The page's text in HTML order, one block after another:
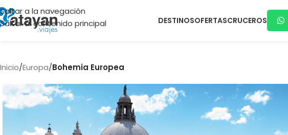
Saltar a la navegación
Saltar al contenido principal
DESTINOSOFERTASCRUCEROS
Inicio/Europa/Bohemia Europea